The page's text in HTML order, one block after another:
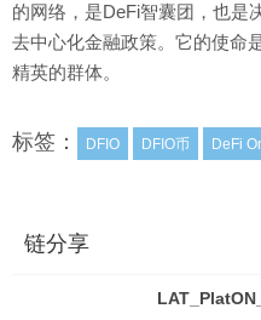
的网络，是DeFi智囊团，也是
去中心化金融政策。它的使命
精英的群体。
标签： DFIO DFIO币 DeFi
链分享